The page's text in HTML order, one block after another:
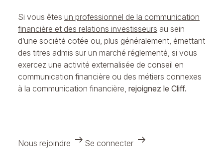
Si vous êtes un professionnel de la communication
financière et des relations investisseurs au sein
d’une société cotée ou, plus généralement, émettant
des titres admis sur un marché réglementé, si vous
exercez une activité externalisée de conseil en
communication financière ou des métiers connexes
à la communication financière, rejoignez le Cliff.
Nous rejoindre arrow_right_alt Se connecter arrow_right_alt